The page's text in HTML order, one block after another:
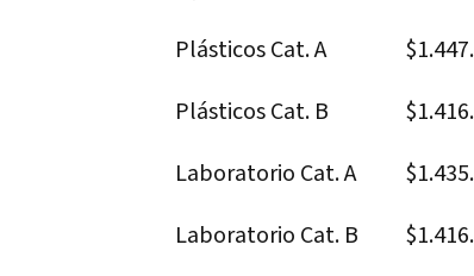
Plásticos Cat. A
Plásticos Cat. B
Laboratorio Cat. A
Laboratorio Cat. B